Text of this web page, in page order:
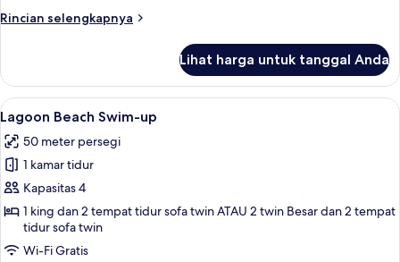
Rincian selengkapnya
Rincian
Lagoon
Golf
Swim-
Lihat harga untuk tanggal Anda
Lihat
semua
foto
untuk
Lagoon
Beach
Swim-
up
Lagoon Beach Swim-up |
5
Lagoon Beach Swim-up
50 meter persegi
1 kamar tidur
Kapasitas 4
1 king dan 2 tempat tidur sofa twin ATAU 2 twin Besar dan 2 tempat
tidur sofa twin
Wi-Fi Gratis